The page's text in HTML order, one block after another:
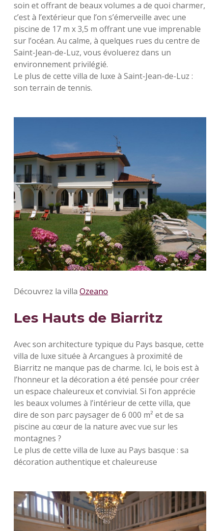
soin et offrant de beaux volumes a de quoi charmer,
c’est à l’extérieur que l’on s’émerveille avec une
piscine de 17 m x 3,5 m offrant une vue imprenable
sur l’océan. Au calme, à quelques rues du centre de
Saint-Jean-de-Luz, vous évoluerez dans un
environnement privilégié.
Le plus de cette villa de luxe à Saint-Jean-de-Luz :
son terrain de tennis.
Découvrez la villa Ozeano
Les Hauts de Biarritz
Avec son architecture typique du Pays basque, cette
villa de luxe située à Arcangues à proximité de
Biarritz ne manque pas de charme. Ici, le bois est à
l’honneur et la décoration a été pensée pour créer
un espace chaleureux et convivial. Si l’on apprécie
les beaux volumes à l’intérieur de cette villa, que
dire de son parc paysager de 6 000 m² et de sa
piscine au cœur de la nature avec vue sur les
montagnes ?
Le plus de cette villa de luxe au Pays basque : sa
décoration authentique et chaleureuse